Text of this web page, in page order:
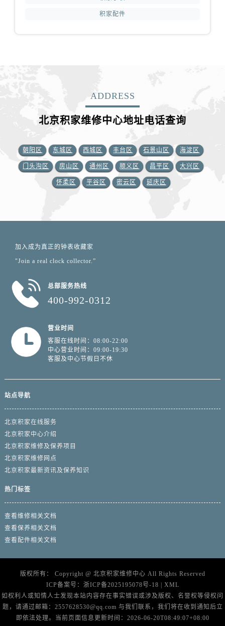
积家配件
ADDRESS
北京积家维修中心地址电话查询
朝阳区 东城区 西城区 丰台区 石景山区 海淀区
门头沟区 房山区 通州区 顺义区 昌平区 大兴区
怀柔区 平谷区 密云区 延庆区
加入成为真正的钟表收藏家
"Join a real clock collector.”
总部服务热线
400-992-0312
营业时间
客服在线时间：08:00-22:00
中心营业时间：09:00-19:30
客服及中心节假日不休
站点导航
北京积家在线服务
北京积家中心介绍
北京积家维修及保养项目
北京积家维修网点
北京积家最新资讯及保养知识
热门标签
查看维修相关文档
查看保养相关文档
查看配件相关文档
版权所有： Copyright @ 北京积家维修中心 All Rights Reserved
ICP备案号： 浙ICP备2025195078号-18
XML
如权利人或知情人士发现本站内容存在事实错误或涉及版权、名誉权等侵权问
题，请通过邮箱：2557628530@qq.com 与我们联系，我们将在收到通知后立
即依法处理。当前页面信息更新时间：2026-06-20T08:49:07+08:00